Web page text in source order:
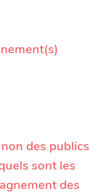
des publics
sont les
des